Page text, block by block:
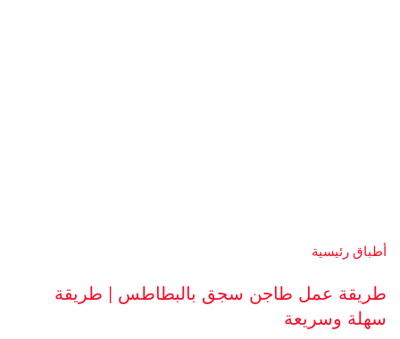
أطباق رئيسية
طريقة عمل طاجن سجق بالبطاطس | طريقة
سهلة وسريعة